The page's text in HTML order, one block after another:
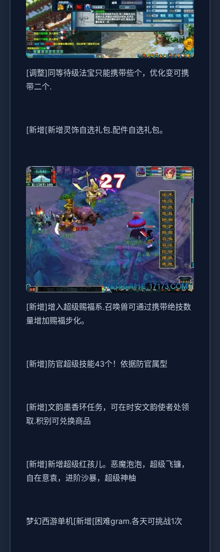
[调整]同等待级法宝只能携带些个，优化变可携
带二个.
[新增[新增灵饰自选礼包.配件自选礼包。
[新增]增入超级赐福系.召唤兽可通过携带绝技数
量增加赐福步化。
[新增]防官超级技能43个！依据防官属型
[新增]文韵墨香环任务，可在时安文韵使者处领
取.积别可兑换商品
[新增]新增超级红孩儿。恶魔泡泡，超级飞镰，
自在意袁，进阶沙暴，超级神柚
梦幻西游单机[新增[困难gram.各天可挑战1次